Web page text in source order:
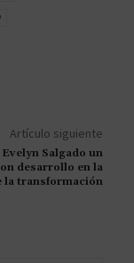
Artículo siguiente
Salgado un
desarrollo en la
la transformación